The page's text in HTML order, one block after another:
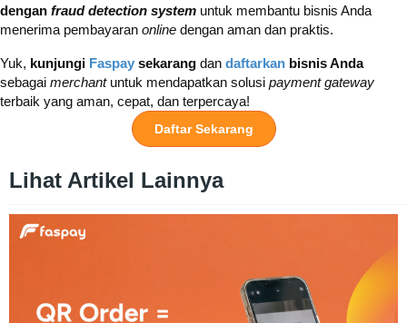
dengan fraud detection system untuk membantu bisnis Anda
menerima pembayaran online dengan aman dan praktis.
Yuk, kunjungi Faspay sekarang dan daftarkan bisnis Anda
sebagai merchantuntuk mendapatkan solusi payment gateway
terbaik yang aman, cepat, dan terpercaya!
Daftar Sekarang
Lihat Artikel Lainnya